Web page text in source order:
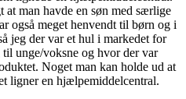
man havde en søn med særlige
også meget henvendt til børn og i
jeg der var et hul i markedet for
unge/voksne og hvor der var
Noget man kan holde ud at
ligner en hjælpemiddelcentral.